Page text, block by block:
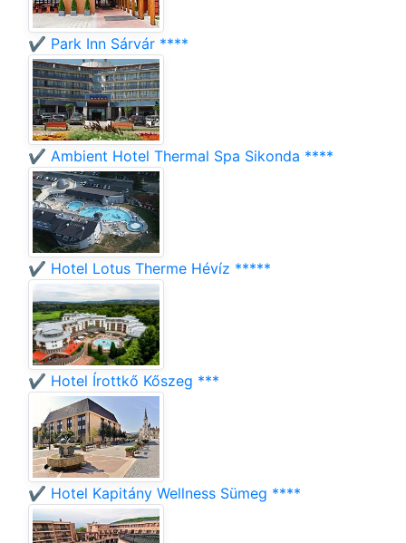
✔️ Park Inn Sárvár ****
✔️ Ambient Hotel Thermal Spa Sikonda ****
✔️ Hotel Lotus Therme Hévíz *****
✔️ Hotel Írottkő Kőszeg ***
✔️ Hotel Kapitány Wellness Sümeg ****